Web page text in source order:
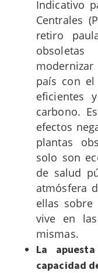
Indicativo
Centrales
retiro
país con el
eficientes
carbono.
efectos
plantas
solo son
de salud
atmósfera
ellas
vive en
mismas.
La
capacidad